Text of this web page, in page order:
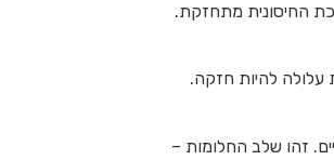
החיסונית מתחזקת.
עלולה להיות חזקה.
זהו שלב החלומות –